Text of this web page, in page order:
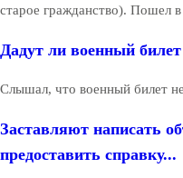
старое гражданство). Пошел
Дадут ли военный
Слышал, что военный билет
Заставляют написать
предоставить справку...